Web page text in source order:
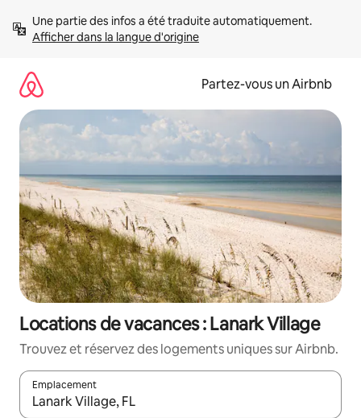
directement
Afficher dans la langue d'origine
Partez-vous un Airbnb
Locations de vacances : Lanark Village
Trouvez et réservez des logements uniques sur Airbnb.
Emplacement
Quand les résultats sont affichés, parcourez-les en utilisant